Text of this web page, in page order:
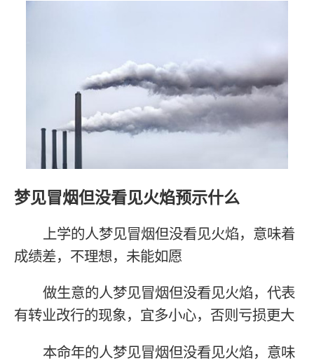
梦见冒烟但没看见火焰预示什么
上学的人梦见冒烟但没看见火焰，意味着
成绩差，不理想，未能如愿
做生意的人梦见冒烟但没看见火焰，代表
有转业改行的现象，宜多小心，否则亏损更大
本命年的人梦见冒烟但没看见火焰，意味